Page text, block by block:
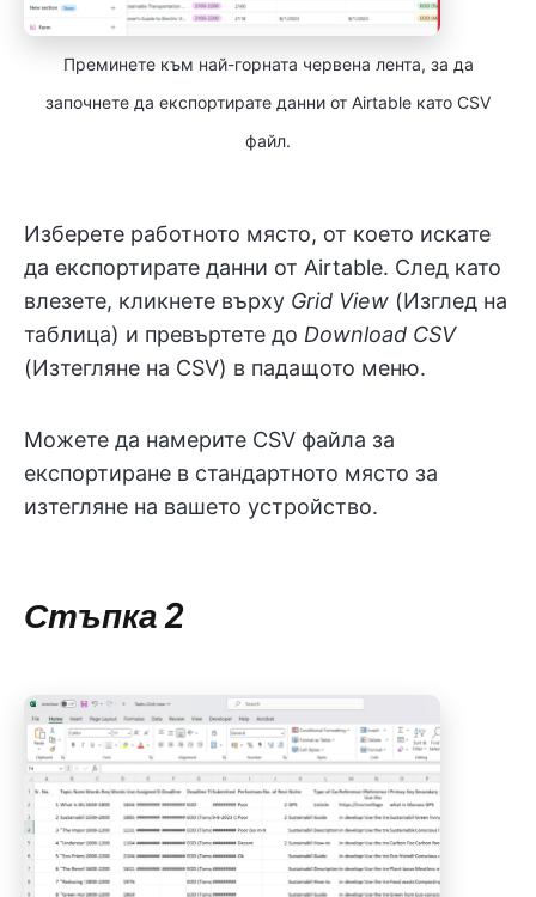
Преминете към най-горната червена лента, за да
започнете да експортирате данни от Airtable като CSV
файл.
Изберете работното място, от което искате
да експортирате данни от Airtable. След като
влезете, кликнете върху Grid View (Изглед на
таблица) и превъртете до Download CSV
(Изтегляне на CSV) в падащото меню.
Можете да намерите CSV файла за
експортиране в стандартното място за
изтегляне на вашето устройство.
Стъпка 2